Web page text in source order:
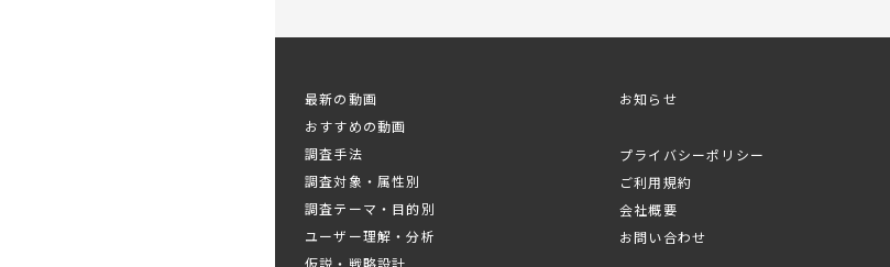
き出すための知識を身に付けて頂ければ幸いです。
※同業の方・同業他社の方のお申し込みはお控えください。
■プログラム
・定性調査の報告書とは
最新の動画
おすすめの動画
調査手法
調査対象・属性別
調査テーマ・目的別
ユーザー理解・分析
仮説・戦略設計
お知らせ
プライバシーポリシー
ご利用規約
会社概要
お問い合わせ